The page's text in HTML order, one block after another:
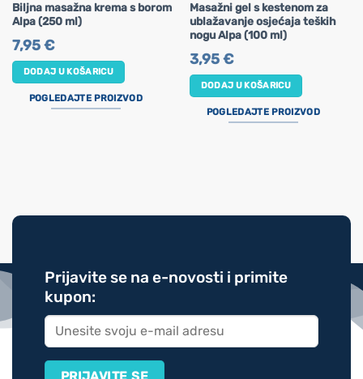
Biljna masažna krema s borom
Alpa (250 ml)
7,95€
DODAJ U KOŠARICU
POGLEDAJTE PROIZVOD
Masažni gel s kestenom za
ublažavanje osjećaja teških
nogu Alpa (100 ml)
3,95€
DODAJ U KOŠARICU
POGLEDAJTE PROIZVOD
Prijavite se na e-novosti i primite
kupon: